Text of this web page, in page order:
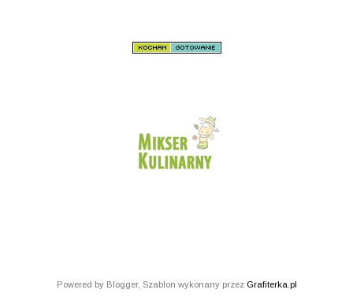
Powered by Blogger, Szablon wykonany przez Grafiterka.pl